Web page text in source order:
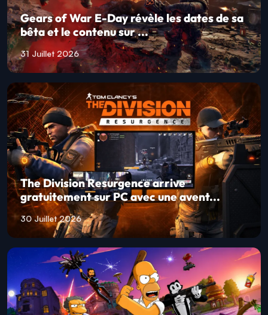
Gears of War E-Day révèle les dates de sa
bêta et le contenu sur ...
31 Juillet 2026
The Division Resurgence arrive
gratuitement sur PC avec une avent...
30 Juillet 2026